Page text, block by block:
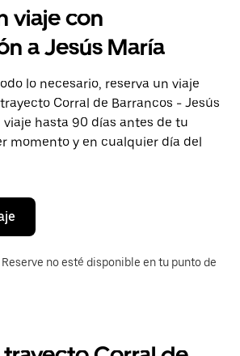
viaje con
a Jesús María
lo necesario, reserva un viaje
Corral de Barrancos - Jesús
viaje hasta 90 días antes de tu
momento y en cualquier día del
no esté disponible en tu punto de